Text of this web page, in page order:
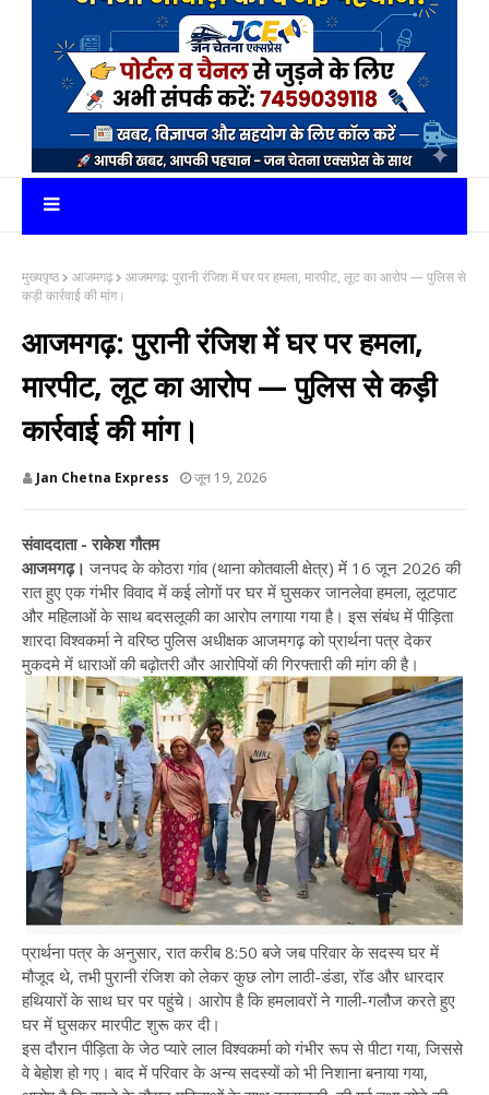
मुख्यपृष्ठ आजमगढ़
आजमगढ़: पुरानी रंजिश में घर पर हमला, मारपीट, लूट का आरोप — पुलिस से
कड़ी कार्रवाई की मांग।
आजमगढ़: पुरानी रंजिश में घर पर हमला,
मारपीट, लूट का आरोप — पुलिस से कड़ी
कार्रवाई की मांग।
Jan Chetna Express जून 19, 2026
संवाददाता - राकेश गौतम
आजमगढ़।जनपद के कोठरा गांव (थाना कोतवाली क्षेत्र) में 16 जून 2026 की
रात हुए एक गंभीर विवाद में कई लोगों पर घर में घुसकर जानलेवा हमला, लूटपाट
और महिलाओं के साथ बदसलूकी का आरोप लगाया गया है। इस संबंध में पीड़िता
शारदा विश्वकर्मा ने वरिष्ठ पुलिस अधीक्षक आजमगढ़ को प्रार्थना पत्र देकर
मुकदमे में धाराओं की बढ़ोतरी और आरोपियों की गिरफ्तारी की मांग की है।
प्रार्थना पत्र के अनुसार, रात करीब 8:50 बजे जब परिवार के सदस्य घर में
मौजूद थे, तभी पुरानी रंजिश को लेकर कुछ लोग लाठी-डंडा, रॉड और धारदार
हथियारों के साथ घर पर पहुंचे। आरोप है कि हमलावरों ने गाली-गलौज करते हुए
घर में घुसकर मारपीट शुरू कर दी।
इस दौरान पीड़िता के जेठ प्यारे लाल विश्वकर्मा को गंभीर रूप से पीटा गया, जिससे
वे बेहोश हो गए। बाद में परिवार के अन्य सदस्यों को भी निशाना बनाया गया,